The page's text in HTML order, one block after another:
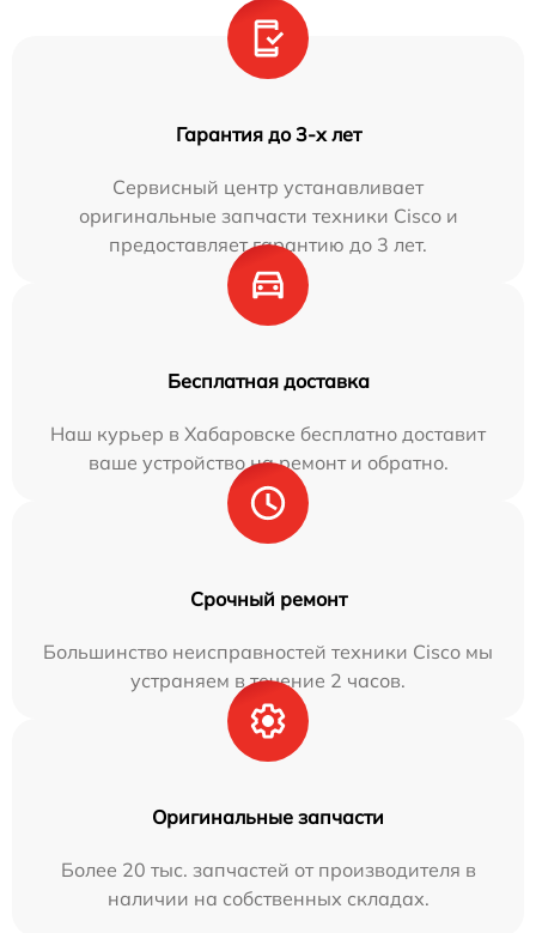
Гарантия до 3-х лет
Сервисный центр устанавливает
оригинальные запчасти техники Cisco и
предоставляет гарантию до 3 лет.
Бесплатная доставка
Наш курьер в Хабаровске бесплатно доставит
ваше устройство на ремонт и обратно.
Срочный ремонт
Большинство неисправностей техники Cisco мы
устраняем в течение 2 часов.
Оригинальные запчасти
Более 20 тыс. запчастей от производителя в
наличии на собственных складах.